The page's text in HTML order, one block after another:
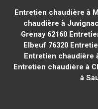
Entretien chaudière à
chaudière à
Grenay 62160
Elbeuf 76320
Entretien chaudière
Entretien chaudière à
à